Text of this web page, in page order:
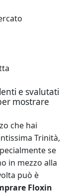
e svalutati
mostrare
che hai
Trinità,
se
in mezzo alla
può è
Floxin